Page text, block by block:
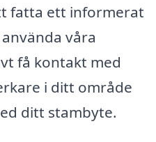
fatta ett informerat
våra
få kontakt med
i ditt område
ditt stambyte.